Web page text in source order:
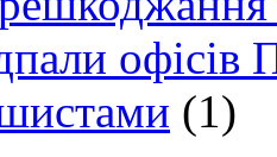
офісів
(1)